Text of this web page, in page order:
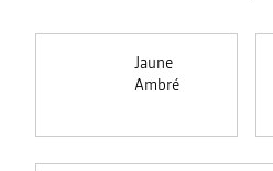
Jaune
Ambré